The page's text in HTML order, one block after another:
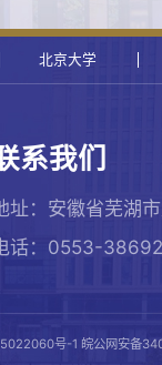
北京大学
系我们
址：安徽省芜湖
话：0553-
号-1 皖公网安备